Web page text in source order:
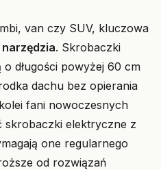
van czy SUV, kluczowa
narzędzia. Skrobaczki
długości powyżej 60 cm
dachu bez opierania
fani nowoczesnych
skrobaczki elektryczne z
one regularnego
od rozwiązań